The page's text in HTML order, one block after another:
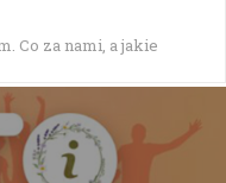
Co za nami, a jakie